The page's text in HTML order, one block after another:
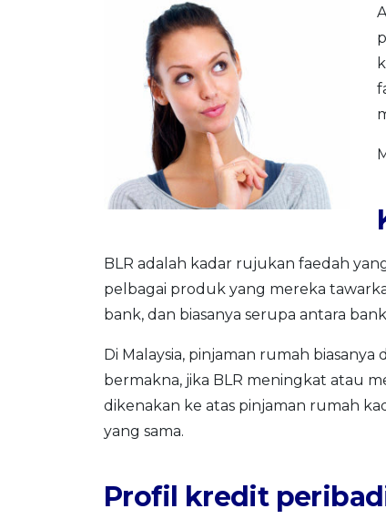
BLR adalah kadar rujukan faedah
pelbagai produk yang mereka
bank, dan biasanya serupa antara
Di Malaysia, pinjaman rumah
bermakna, jika BLR meningkat atau
dikenakan ke atas pinjaman rumah
yang sama.
Profil kredit